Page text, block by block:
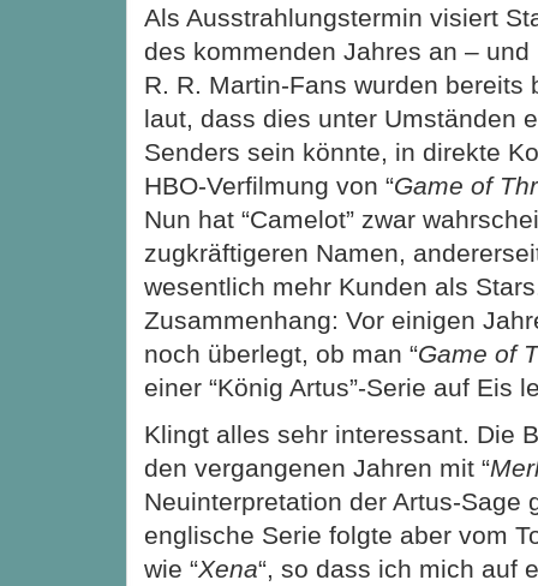
Als Ausstrahlungstermin visiert
des kommenden Jahres an – und
R. R. Martin-Fans wurden bereits
laut, dass dies unter Umständen
Senders sein könnte, in direkte
HBO-Verfilmung von “Game of
Nun hat “Camelot” zwar
zugkräftigeren Namen,
wesentlich mehr Kunden als
Zusammenhang: Vor einigen
noch überlegt, ob man “Game of
einer “König Artus”-Serie auf Eis
Klingt alles sehr interessant. Die
den vergangenen Jahren mit “
Neuinterpretation der Artus-Sage
englische Serie folgte aber vom
wie “Xena“, so dass ich mich auf